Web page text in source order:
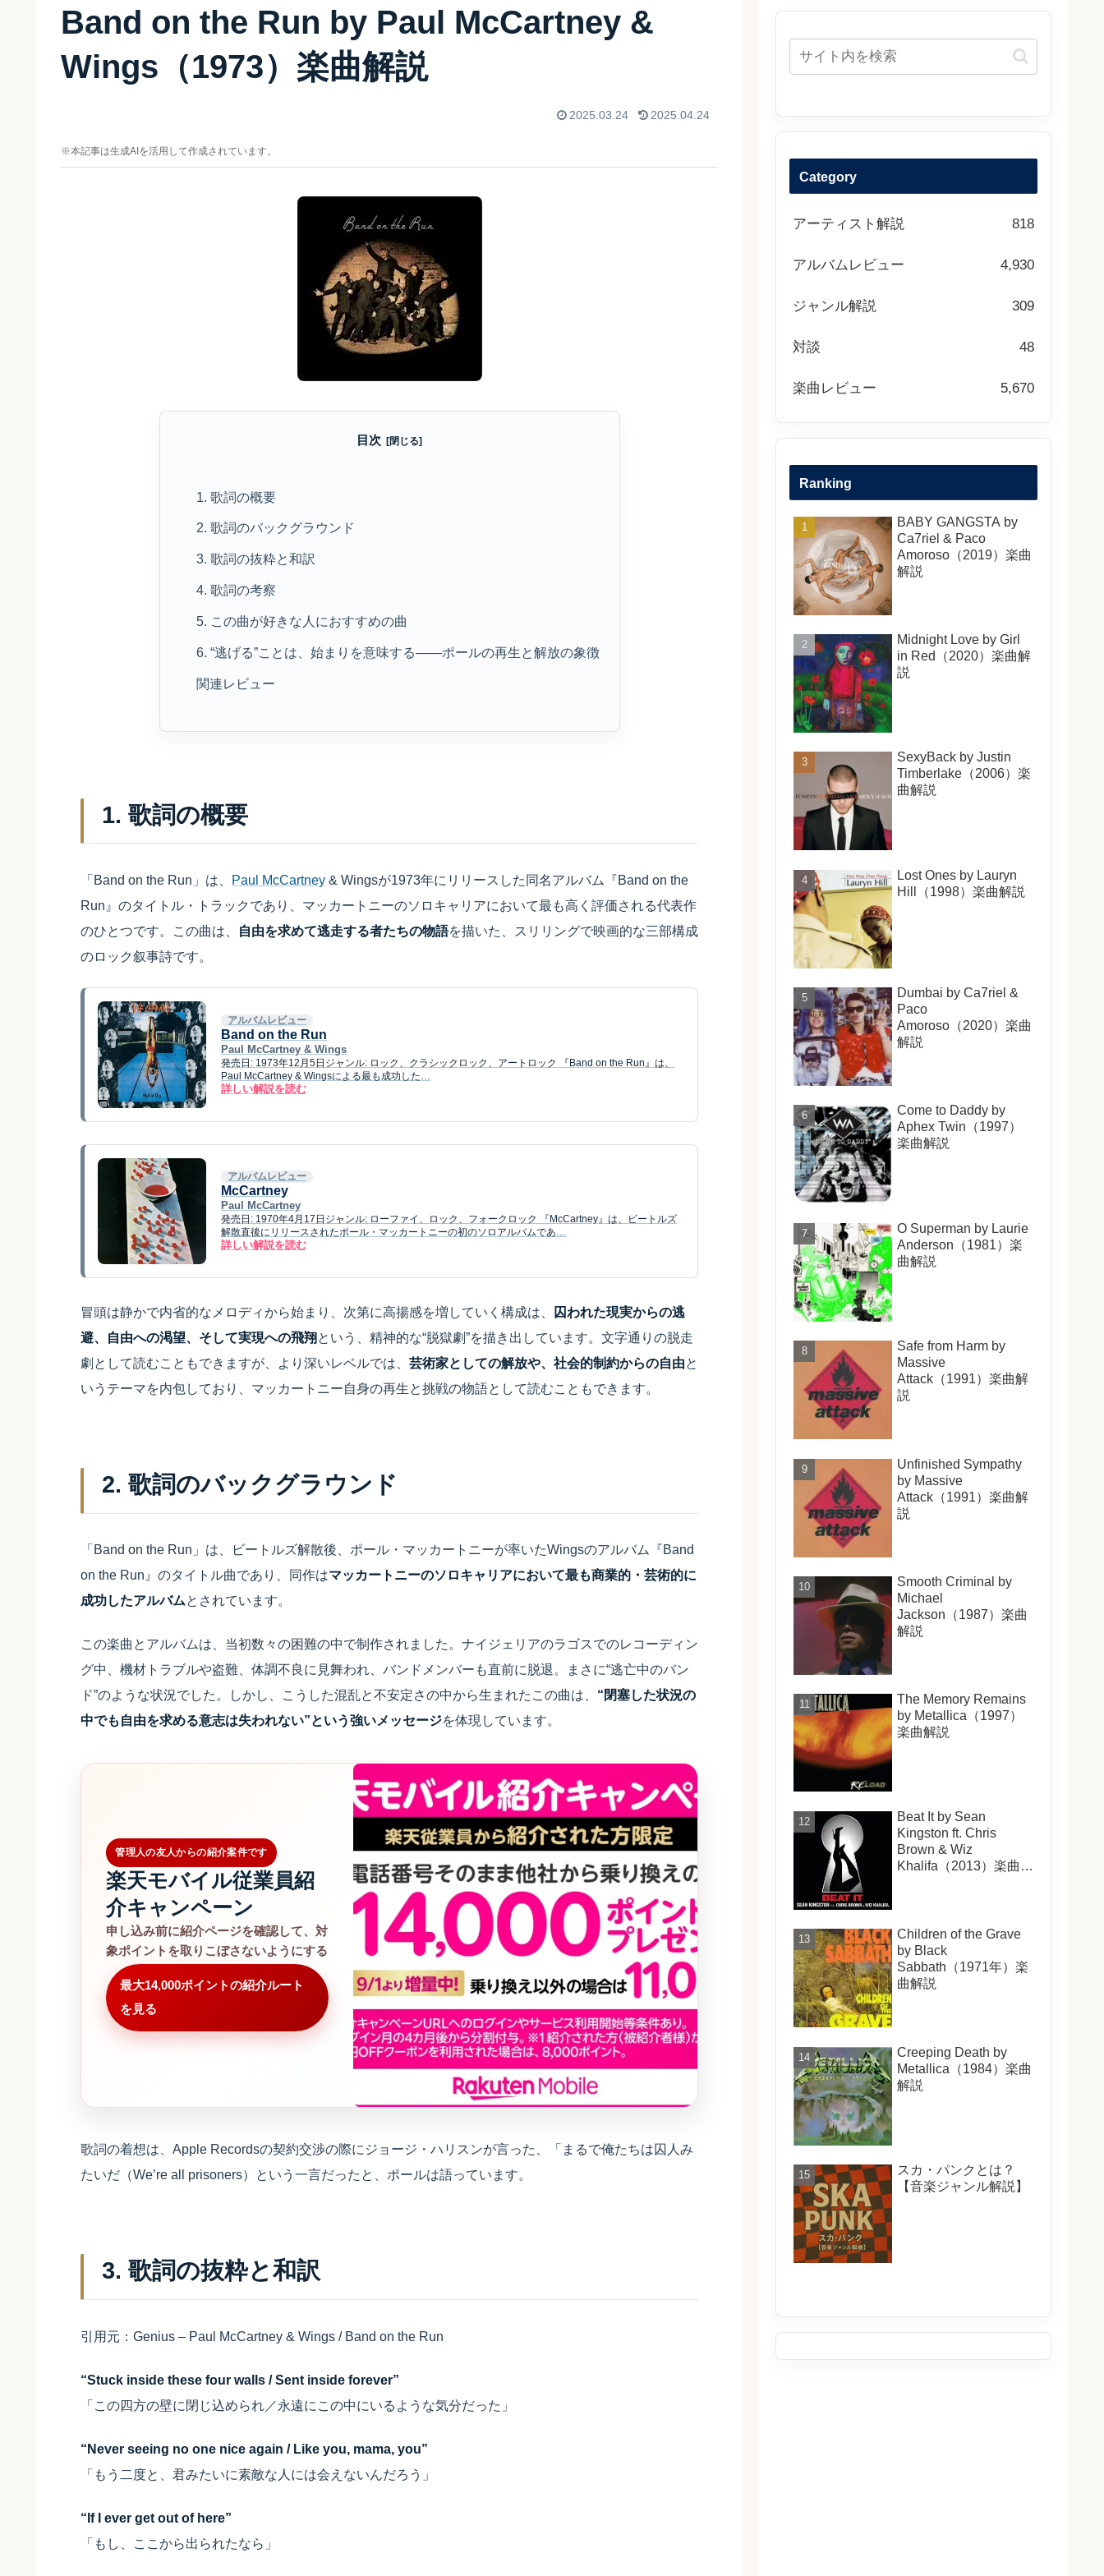
Band on the Run by Paul McCartney &
Wings（1973）楽曲解説
2025.03.24 2025.04.24
※本記事は生成AIを活用して作成されています。
目次
1. 歌詞の概要
2. 歌詞のバックグラウンド
3. 歌詞の抜粋と和訳
4. 歌詞の考察
5. この曲が好きな人におすすめの曲
6. “逃げる”ことは、始まりを意味する——ポールの再生と解放の象徴
関連レビュー
1. 歌詞の概要
「Band on the Run」は、 Paul McCartney & Wingsが1973年にリリースした同名アルバム『Band on the
Run』のタイトル・トラックであり、マッカートニーのソロキャリアにおいて最も高く評価される代表作
のひとつです。この曲は、
自由を求めて逃走する者たちの物語を描いた、スリリングで映画的な三部構成
のロック叙事詩です。
アルバムレビュー
Band on the Run
Paul McCartney & Wings
発売日: 1973年12月5日ジャンル: ロック、クラシックロック、アートロック 『Band on the Run』は、
Paul McCartney & Wingsによる最も成功した…
詳しい解説を読む
アルバムレビュー
McCartney
Paul McCartney
発売日: 1970年4月17日ジャンル: ローファイ、ロック、フォークロック 『McCartney』は、ビートルズ
解散直後にリリースされたポール・マッカートニーの初のソロアルバムであ…
詳しい解説を読む
冒頭は静かで内省的なメロディから始まり、次第に高揚感を増していく構成は、
囚われた現実からの逃
避、自由への渇望、そして実現への飛翔という、精神的な“脱獄劇”を描き出しています。文字通りの脱走
劇として読むこともできますが、より深いレベルでは、 芸術家としての解放や、社会的制約からの自由と
いうテーマを内包しており、マッカートニー自身の再生と挑戦の物語として読むこともできます。
2. 歌詞のバックグラウンド
「Band on the Run」は、ビートルズ解散後、ポール・マッカートニーが率いたWingsのアルバム『Band
on the Run』のタイトル曲であり、同作はマッカートニーのソロキャリアにおいて最も商業的・芸術的に
成功したアルバムとされています。
この楽曲とアルバムは、当初数々の困難の中で制作されました。ナイジェリアのラゴスでのレコーディン
グ中、機材トラブルや盗難、体調不良に見舞われ、バンドメンバーも直前に脱退。まさに“逃亡中のバン
ド”のような状況でした。しかし、こうした混乱と不安定さの中から生まれたこの曲は、 “閉塞した状況の
中でも自由を求める意志は失われない”という強いメッセージを体現しています。
管理人の友人からの紹介案件です
楽天モバイル従業員紹
介キャンペーン
申し込み前に紹介ページを確認して、対
象ポイントを取りこぼさないようにする
最大14,000ポイントの紹介ルート
を見る
歌詞の着想は、Apple Recordsの契約交渉の際にジョージ・ハリスンが言った、「まるで俺たちは囚人み
たいだ（We’re all prisoners）という一言だったと、ポールは語っています。
3. 歌詞の抜粋と和訳
引用元：Genius – Paul McCartney & Wings / Band on the Run
“Stuck inside these four walls / Sent inside forever”
「この四方の壁に閉じ込められ／永遠にこの中にいるような気分だった」
“Never seeing no one nice again / Like you, mama, you”
「もう二度と、君みたいに素敵な人には会えないんだろう」
“If I ever get out of here”
「もし、ここから出られたなら」
Category
アーティスト解説 818
アルバムレビュー 4,930
ジャンル解説 309
対談 48
楽曲レビュー 5,670
Ranking
BABY GANGSTA by
Ca7riel & Paco
Amoroso（2019）楽曲
解説
Midnight Love by Girl
in Red（2020）楽曲解
説
SexyBack by Justin
Timberlake（2006）楽
曲解説
Lost Ones by Lauryn
Hill（1998）楽曲解説
Dumbai by Ca7riel &
Paco
Amoroso（2020）楽曲
解説
Come to Daddy by
Aphex Twin（1997）
楽曲解説
O Superman by Laurie
Anderson（1981）楽
曲解説
Safe from Harm by
Massive
Attack（1991）楽曲解
説
Unfinished Sympathy
by Massive
Attack（1991）楽曲解
説
Smooth Criminal by
Michael
Jackson（1987）楽曲
解説
The Memory Remains
by Metallica（1997）
楽曲解説
Beat It by Sean
Kingston ft. Chris
Brown & Wiz
Khalifa（2013）楽曲解
Children of the Grave
by Black
Sabbath（1971年）楽
曲解説
Creeping Death by
Metallica（1984）楽曲
解説
スカ・パンクとは？
【音楽ジャンル解説】